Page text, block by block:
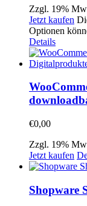
Zzgl. 19%
Jetzt kaufen
Optionen
Details
€0,00
Zzgl. 19%
Jetzt kaufen
Shopware